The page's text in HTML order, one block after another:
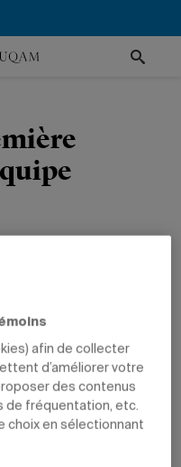
afin de collecter
d’améliorer votre
des contenus
de fréquentation, etc.
choix en sélectionnant